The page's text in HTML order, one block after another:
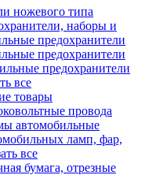
ножевого типа
наборы и
предохранители
предохранители
предохранители
все
товары
провода
автомобильные
ламп, фар,
все
бумага, отрезные